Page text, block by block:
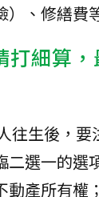
、修繕費
打細算
往生後，要
二選一的選
動產所有權